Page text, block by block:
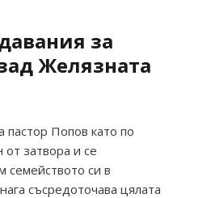
за
Желязната
пастор Попов като по
затвора и се
семейството си в
съсредоточава цялата